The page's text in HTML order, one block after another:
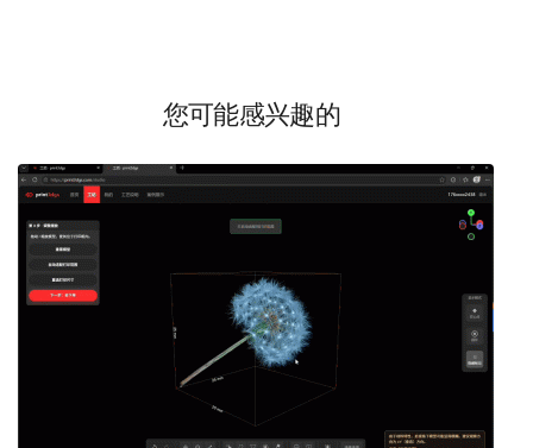
您可能感兴趣的